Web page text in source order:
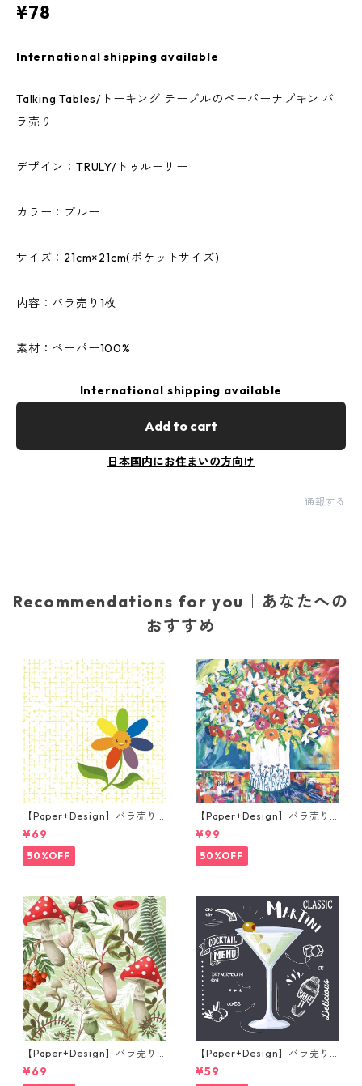
¥78
International shipping available
Talking Tables/トーキング テーブルのペーパーナプキン バ
ラ売り
デザイン：TRULY/トゥルーリー
カラー：ブルー
サイズ：21cm×21cm(ポケットサイズ)
内容：バラ売り1枚
素材：ペーパー100%
International shipping available
Add to cart
日本国内にお住まいの方向け
通報する
Recommendations for you｜あなたへの
おすすめ
【Paper+Design】バラ売り2
枚 ランチサイズ ペーパーナプ
キン Sunny Sunflower イエロ
ー
¥69
50%OFF
【Paper+Design】バラ売り2
枚 ランチサイズ ペーパーナプ
キン Portchie Art Mixed flo
wers in a white vase ホワイ
ト
¥99
50%OFF
【Paper+Design】バラ売り2
枚 ランチサイズ ペーパーナプ
キン Forest Fungi グリーン
¥69
【Paper+Design】バラ売り2
枚 カクテルサイズ ペーパーナ
プキン Martini ブラック
¥59